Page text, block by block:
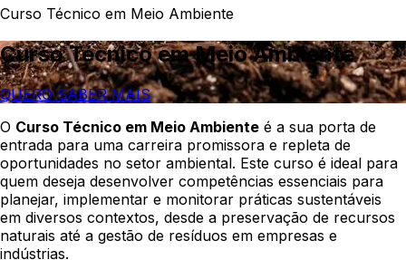
Curso Técnico em Meio Ambiente
Curso Técnico em Meio Ambiente
QUERO SABER MAIS
O Curso Técnico em Meio Ambiente é a sua porta de
entrada para uma carreira promissora e repleta de
oportunidades no setor ambiental. Este curso é ideal para
quem deseja desenvolver competências essenciais para
planejar, implementar e monitorar práticas sustentáveis
em diversos contextos, desde a preservação de recursos
naturais até a gestão de resíduos em empresas e
indústrias.